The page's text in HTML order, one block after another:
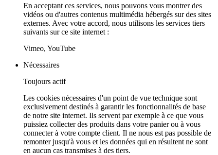
En acceptant ces services, nous pouvons vous montrer des
vidéos ou d'autres contenus multimédia hébergés sur des sites
externes. Avec votre accord, nous utilisons les services tiers
suivants sur ce site internet :
Vimeo, YouTube
Nécessaires
Toujours actif
Les cookies nécessaires d'un point de vue technique sont
exclusivement destinés à garantir les fonctionnalités de base
de notre site internet. Ils servent par exemple à ce que vous
puissiez collecter des produits dans votre panier ou à vous
connecter à votre compte client. Il ne nous est pas possible de
remonter jusqu'à vous et les données qui en résultent ne sont
en aucun cas transmises à des tiers.